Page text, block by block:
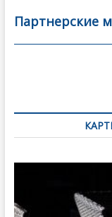
b
o
er l
Партнерские
по
записям